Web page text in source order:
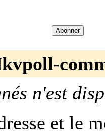
n'est
et le